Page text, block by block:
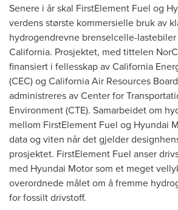
Senere i år skal FirstElement Fuel og
verdens største kommersielle bruk av
hydrogendrevne brenselcelle-lastebiler
California. Prosjektet, med tittelen
finansiert i fellesskap av California
(CEC) og California Air Resources
administreres av Center for
Environment (CTE). Samarbeidet om
mellom FirstElement Fuel og Hyundai
data og viten når det gjelder
prosjektet. FirstElement Fuel anser
med Hyundai Motor som et meget
overordnede målet om å fremme
for fossilt drivstoff.